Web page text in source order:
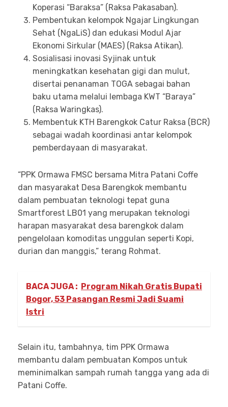
Koperasi “Baraksa” (Raksa Pakasaban).
Pembentukan kelompok Ngajar Lingkungan
Sehat (NgaLiS) dan edukasi Modul Ajar
Ekonomi Sirkular (MAES) (Raksa Atikan).
Sosialisasi inovasi Syjinak untuk
meningkatkan kesehatan gigi dan mulut,
disertai penanaman TOGA sebagai bahan
baku utama melalui lembaga KWT “Baraya”
(Raksa Waringkas).
Membentuk KTH Barengkok Catur Raksa (BCR)
sebagai wadah koordinasi antar kelompok
pemberdayaan di masyarakat.
“PPK Ormawa FMSC bersama Mitra Patani Coffe
dan masyarakat Desa Barengkok membantu
dalam pembuatan teknologi tepat guna
Smartforest LB01 yang merupakan teknologi
harapan masyarakat desa barengkok dalam
pengelolaan komoditas unggulan seperti Kopi,
durian dan manggis,” terang Rohmat.
BACA JUGA : Program Nikah Gratis Bupati
Bogor, 53 Pasangan Resmi Jadi Suami
Istri
Selain itu, tambahnya, tim PPK Ormawa
membantu dalam pembuatan Kompos untuk
meminimalkan sampah rumah tangga yang ada di
Patani Coffe.